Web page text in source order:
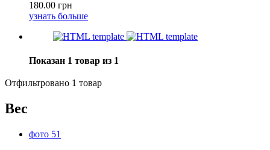
180.00 грн
узнать больше
Показан 1 товар из 1
Отфильтровано 1 товар
Вес
фото 51